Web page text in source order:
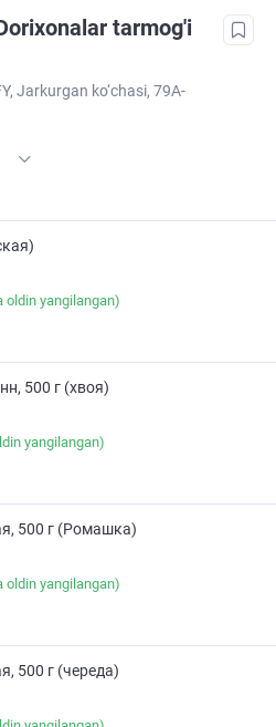
tarmog'i
Jarkurgan ko‘chasi, 79A-
oldin yangilangan)
500 г (хвоя)
yangilangan)
500 г (Ромашка)
oldin yangilangan)
500 г (череда)